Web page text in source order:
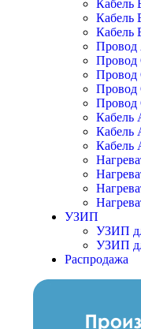
Кабель
Кабель
УЗИП
УЗИП
УЗИП
Распродажа